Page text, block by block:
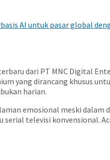
AI untuk pasar global
dari PT MNC Digital
yang dirancang khusus
harian.
emosional meski
televisi konvensional.